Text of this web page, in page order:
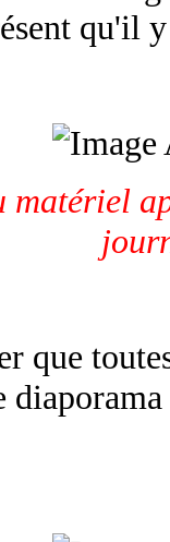
qu'il
matériel
que